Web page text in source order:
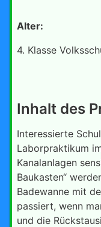
Alter:
4. Klasse
Inhalt des
Interessierte
Laborpraktikum
Kanalanlagen
Baukasten“
Badewanne mit
passiert, wenn
und die